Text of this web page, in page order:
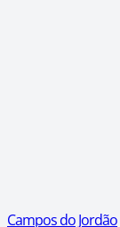
Campos do Jordão